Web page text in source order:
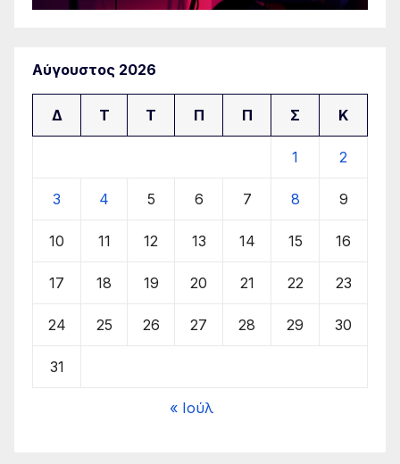
Αύγουστος 2026
Δ Τ Τ Π Π Σ Κ
1 2
3 4 5 6 7 8 9
10 11 12 13 14 15 16
17 18 19 20 21 22 23
24 25 26 27 28 29 30
31
« Ιούλ